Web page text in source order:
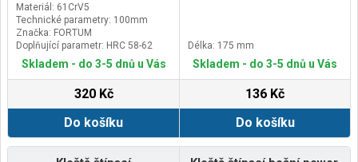
Materiál: 61CrV5
Technické parametry: 100mm
Značka: FORTUM
Doplňující parametr: HRC 58-62
Skladem - do 3-5 dnů u Vás
320 Kč
Do košíku
Délka: 175 mm
Skladem - do 3-5 dnů u Vás
136 Kč
Do košíku